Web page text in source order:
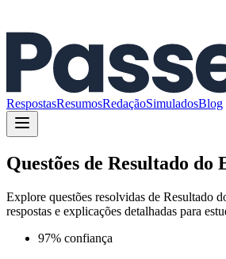
RespostasResumosRedaçãoSimuladosBlog
Questões de Resultado do
Explore questões resolvidas de Resultado
respostas e explicações detalhadas para
97% confiança